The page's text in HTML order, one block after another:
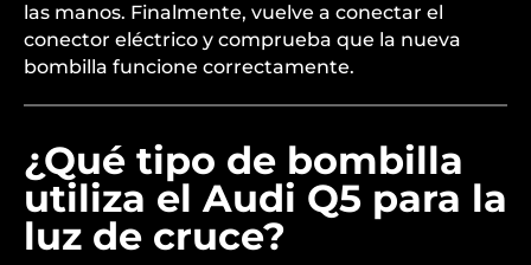
las manos. Finalmente, vuelve a conectar el
conector eléctrico y comprueba que la nueva
bombilla funcione correctamente.
¿Qué tipo de bombilla
utiliza el Audi Q5 para la
luz de cruce?